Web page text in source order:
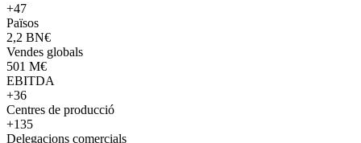
+47
Països
2,2 BN€
Vendes globals
501 M€
EBITDA
+36
Centres de producció
+135
Delegacions comercials